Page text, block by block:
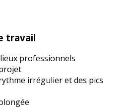
travail
professionnels
irrégulier et des pics